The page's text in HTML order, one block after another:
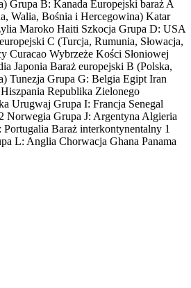
Grupa B: Kanada Europejski baraż A
Walia, Bośnia i Hercegowina) Katar
Maroko Haiti Szkocja Grupa D: USA
C (Turcja, Rumunia, Słowacja,
Curacao Wybrzeże Kości Słoniowej
Japonia Baraż europejski B (Polska,
Tunezja Grupa G: Belgia Egipt Iran
Republika Zielonego
Urugwaj Grupa I: Francja Senegal
Norwegia Grupa J: Argentyna Algieria
Baraż interkontynentalny 1
L: Anglia Chorwacja Ghana Panama